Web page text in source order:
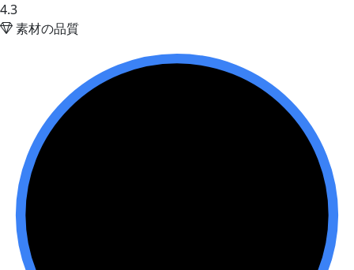
4.3
素材の品質